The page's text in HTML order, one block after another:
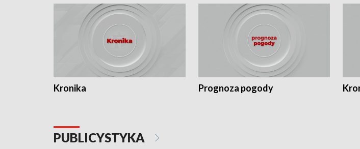
Kronika Prognoza pogody
PUBLICYSTYKA